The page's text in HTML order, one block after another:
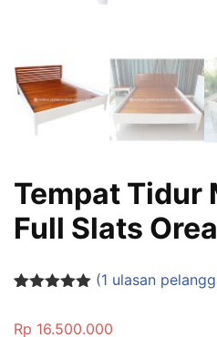
Tempat Tidur
Full Slats Orea
berdasarka
(1 ulasan
Rp 16.500.000